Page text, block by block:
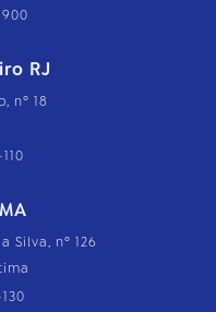
900
RJ
nº 18
Silva, nº 126